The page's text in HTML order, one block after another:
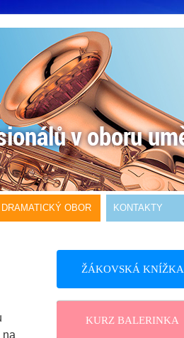
DRAMATICKÝ OBOR KONTAKTY
na
ŽÁKOVSKÁ KNÍŽKA
KURZ BALERINKA